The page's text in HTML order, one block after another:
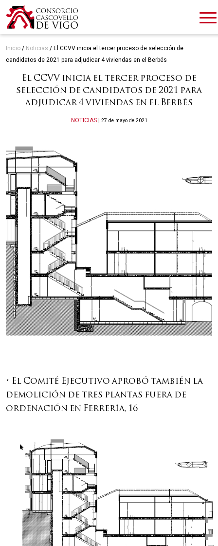
Inicio / Noticias / El CCVV inicia el tercer proceso de selección de
candidatos de 2021 para adjudicar 4 viviendas en el Berbés
El CCVV inicia el tercer proceso de
selección de candidatos de 2021 para
adjudicar 4 viviendas en el Berbés
Categories
NOTICIAS 27 de mayo de 2021
• El Comité Ejecutivo aprobó también la
demolición de tres plantas fuera de
ordenación en Ferrería, 16